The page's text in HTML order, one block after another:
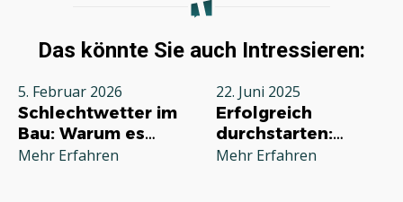
Das könnte Sie auch Intressieren:
5. Februar 2026
Schlechtwetter im
Bau: Warum es
jeden Betrieb
Mehr Erfahren
22. Juni 2025
Erfolgreich
durchstarten:
Deine
Mehr Erfahren